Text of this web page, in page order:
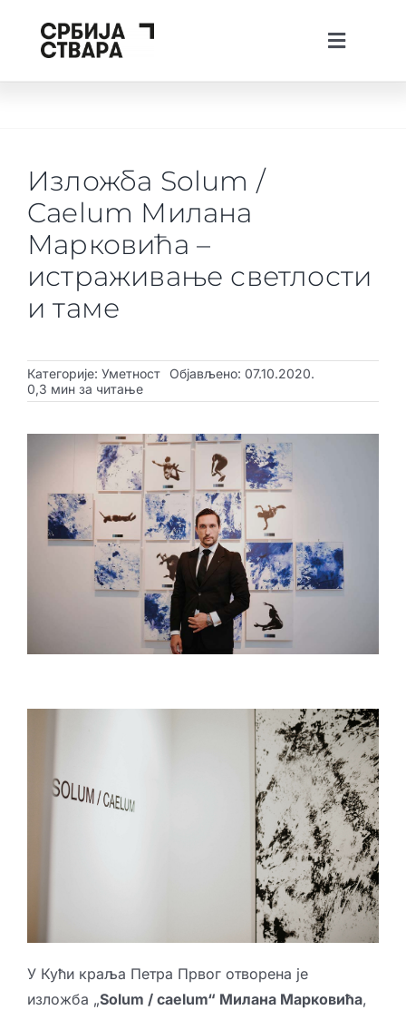
content
Toggle
ћир
lat
Creative Tech Workshops
Креативне индустрије
Публикације
Сарађуј са нама
Промо бокс
Партнери
Изложба Solum /
Caelum Милана
Марковића –
истраживање светлости
и таме
Категорије: Уметност Објављено: 07.10.2020.
0,3 мин за читање
У Кући краља Петра Првог отворена је
изложба „Solum / caelum“ Милана Марковића,